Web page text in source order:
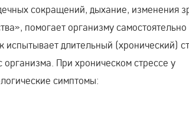
сокращений, дыхание, изменения
помогает организму самостоятельно
испытывает длительный (хронический)
При хроническом стрессе у
симптомы: